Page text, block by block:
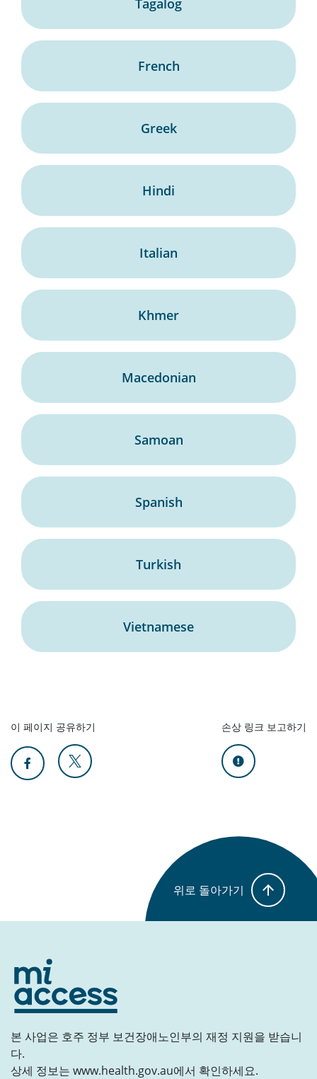
French
Greek
Hindi
Italian
Khmer
Macedonian
Samoan
Spanish
Turkish
Vietnamese
이 페이지 공유하기 손상 링크 보고하기
위로 돌아가기
본 사업은 호주 정부 보건장애노인부의 재정 지원을 받습니
다.
상세 정보는 www.health.gov.au에서 확인하세요.